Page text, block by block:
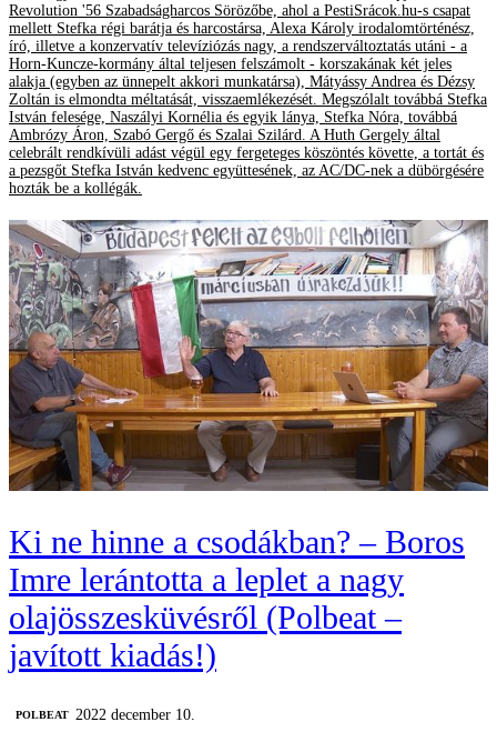
Revolution '56 Szabadságharcos Sörözőbe, ahol a PestiSrácok.hu-s csapat
mellett Stefka régi barátja és harcostársa, Alexa Károly irodalomtörténész,
író, illetve a konzervatív televíziózás nagy, a rendszerváltoztatás utáni - a
Horn-Kuncze-kormány által teljesen felszámolt - korszakának két jeles
alakja (egyben az ünnepelt akkori munkatársa), Mátyássy Andrea és Dézsy
Zoltán is elmondta méltatását, visszaemlékezését. Megszólalt továbbá Stefka
István felesége, Naszályi Kornélia és egyik lánya, Stefka Nóra, továbbá
Ambrózy Áron, Szabó Gergő és Szalai Szilárd. A Huth Gergely által
celebrált rendkívüli adást végül egy fergeteges köszöntés követte, a tortát és
a pezsgőt Stefka István kedvenc együttesének, az AC/DC-nek a dübörgésére
hozták be a kollégák.
Ki ne hinne a csodákban? – Boros
Imre lerántotta a leplet a nagy
olajösszesküvésről (Polbeat –
javított kiadás!)
‎POLBEAT
2022 december 10.